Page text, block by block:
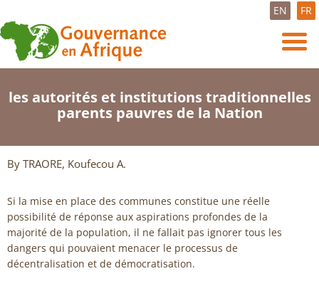
EN FR
les autorités et institutions traditionnelles
parents pauvres de la Nation
By TRAORE, Koufecou A.
Si la mise en place des communes constitue une réelle
possibilité de réponse aux aspirations profondes de la
majorité de la population, il ne fallait pas ignorer tous les
dangers qui pouvaient menacer le processus de
décentralisation et de démocratisation.